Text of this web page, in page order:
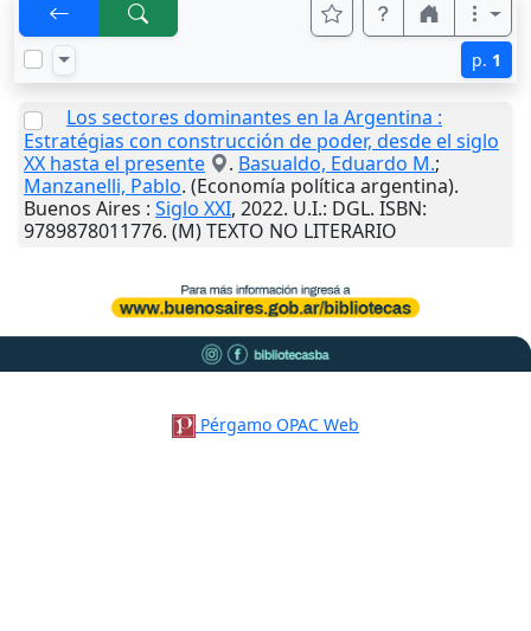
p. 1
Los sectores dominantes en la Argentina :
Estratégias con construcción de poder, desde el siglo
XX hasta el presente
. Basualdo, Eduardo M.;
Manzanelli, Pablo. (Economía política argentina).
Buenos Aires : Siglo XXI, 2022. U.I.: DGL. ISBN:
9789878011776. (M) TEXTO NO LITERARIO
Pérgamo OPAC Web